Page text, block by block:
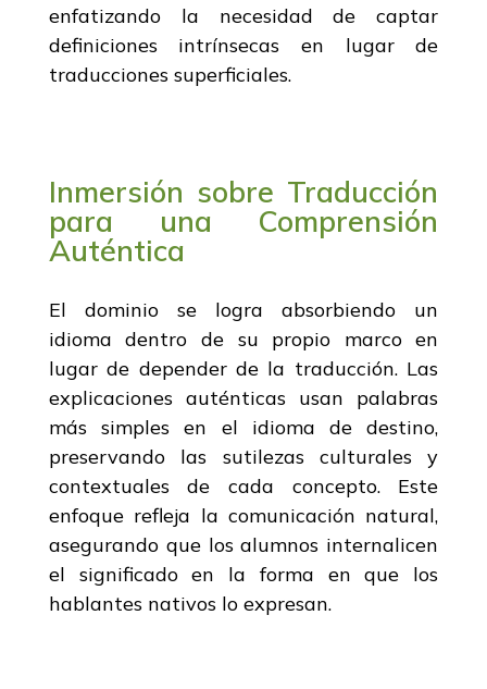
enfatizando la necesidad de captar
definiciones intrínsecas en lugar de
traducciones superficiales.
Inmersión sobre Traducción
para una Comprensión
Auténtica
El dominio se logra absorbiendo un
idioma dentro de su propio marco en
lugar de depender de la traducción. Las
explicaciones auténticas usan palabras
más simples en el idioma de destino,
preservando las sutilezas culturales y
contextuales de cada concepto. Este
enfoque refleja la comunicación natural,
asegurando que los alumnos internalicen
el significado en la forma en que los
hablantes nativos lo expresan.